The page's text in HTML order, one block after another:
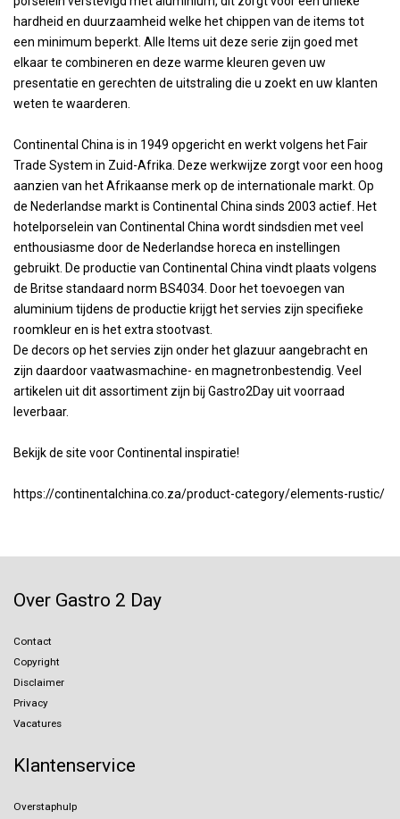
hardheid en duurzaamheid welke het chippen van de items tot
een minimum beperkt. Alle Items uit deze serie zijn goed met
elkaar te combineren en deze warme kleuren geven uw
presentatie en gerechten de uitstraling die u zoekt en uw klanten
weten te waarderen.
Continental China is in 1949 opgericht en werkt volgens het Fair
Trade System in Zuid-Afrika. Deze werkwijze zorgt voor een hoog
aanzien van het Afrikaanse merk op de internationale markt. Op
de Nederlandse markt is Continental China sinds 2003 actief. Het
hotelporselein van Continental China wordt sindsdien met veel
enthousiasme door de Nederlandse horeca en instellingen
gebruikt. De productie van Continental China vindt plaats volgens
de Britse standaard norm BS4034. Door het toevoegen van
aluminium tijdens de productie krijgt het servies zijn specifieke
roomkleur en is het extra stootvast.
De decors op het servies zijn onder het glazuur aangebracht en
zijn daardoor vaatwasmachine- en magnetronbestendig. Veel
artikelen uit dit assortiment zijn bij Gastro2Day uit voorraad
leverbaar.
Bekijk de site voor Continental inspiratie!
https://continentalchina.co.za/product-category/elements-rustic/
Over Gastro 2 Day
Contact
Copyright
Disclaimer
Privacy
Vacatures
Klantenservice
Overstaphulp